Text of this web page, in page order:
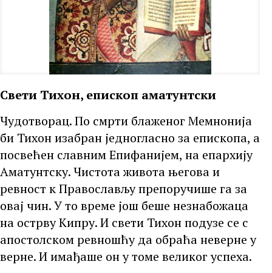
Свети Тихон, епископ аматунтски
Чудотворац. По смрти блаженог Мемнонија
би Тихон изабран једногласно за епископа, а
посвећен славним Епифанијем, на епархију
Аматунтску. Чистота живота његова и
ревност к Православљу препоручише га за
овај чин. У то време још беше незнабожаца
на острву Кипру. И свети Тихон подузе се с
апостолском ревношћу да обраћа неверне у
верне. И имађаше он у томе великог успеха.